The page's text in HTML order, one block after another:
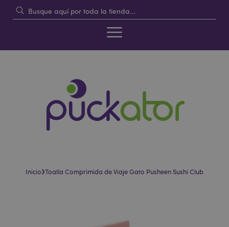
Inicio›Toalla Comprimida de Viaje Gato Pusheen Sushi Club